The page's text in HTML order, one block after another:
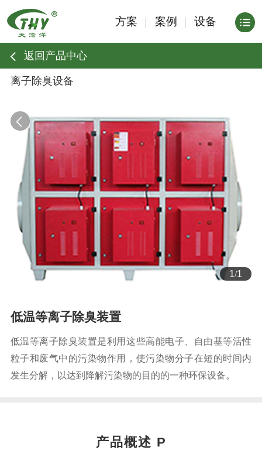
方案 案例 设备
返回产品中心
离子除臭设备
1/1
低温等离子除臭装置
低温等离子除臭装置是利用这些高能电子、自由基等活性
粒子和废气中的污染物作用，使污染物分子在短的时间内
发生分解，以达到降解污染物的目的的一种环保设备。
产品概述 P